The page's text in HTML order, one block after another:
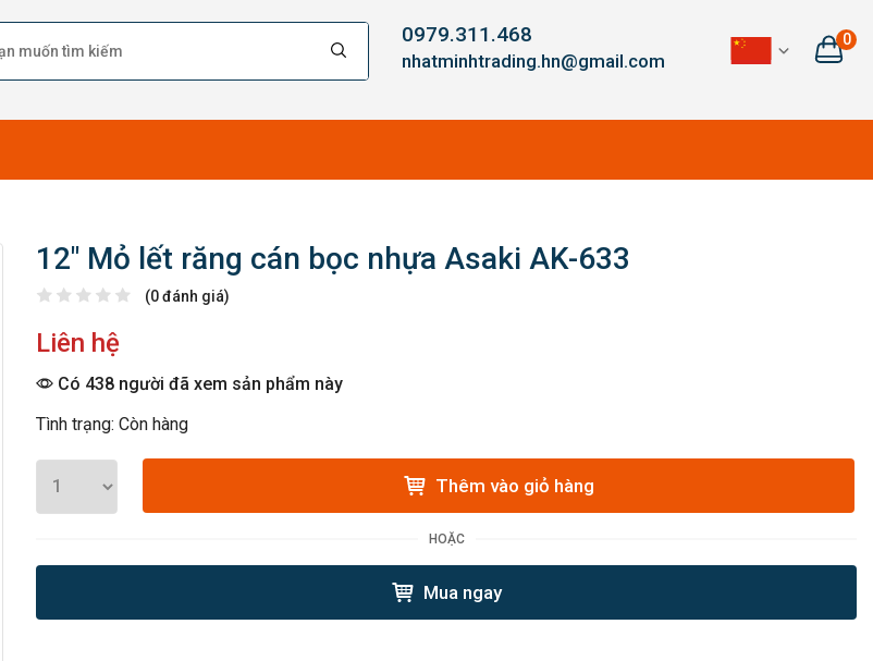
0979.311.468
nhatminhtrading.hn@gmail.com
0
12″ Mỏ lết răng cán bọc nhựa Asaki AK-633
(0 đánh giá)
Liên hệ
Có 438 người đã xem sản phẩm này
Tình trạng: Còn hàng
Thêm vào giỏ hàng
HOẶC
Mua ngay